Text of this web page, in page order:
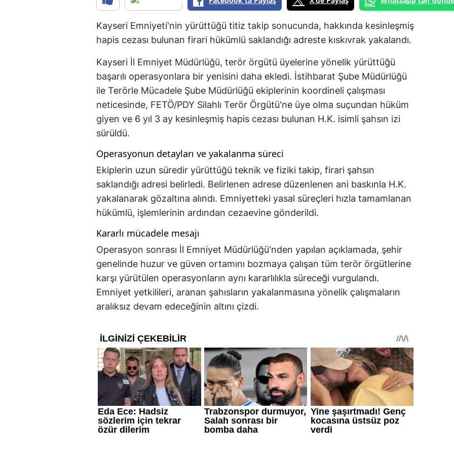
Kayseri Emniyeti'nin yürüttüğü titiz takip sonucunda, hakkında kesinleşmiş
hapis cezası bulunan firari hükümlü saklandığı adreste kıskıvrak yakalandı.
Kayseri İl Emniyet Müdürlüğü, terör örgütü üyelerine yönelik yürüttüğü
başarılı operasyonlara bir yenisini daha ekledi. İstihbarat Şube Müdürlüğü
ile Terörle Mücadele Şube Müdürlüğü ekiplerinin koordineli çalışması
neticesinde, FETÖ/PDY Silahlı Terör Örgütü'ne üye olma suçundan hüküm
giyen ve 6 yıl 3 ay kesinleşmiş hapis cezası bulunan H.K. isimli şahsın izi
sürüldü.
Operasyonun detayları ve yakalanma süreci
Ekiplerin uzun süredir yürüttüğü teknik ve fiziki takip, firari şahsın
saklandığı adresi belirledi. Belirlenen adrese düzenlenen ani baskınla H.K.
yakalanarak gözaltına alındı. Emniyetteki yasal süreçleri hızla tamamlanan
hükümlü, işlemlerinin ardından cezaevine gönderildi.
Kararlı mücadele mesajı
Operasyon sonrası İl Emniyet Müdürlüğü'nden yapılan açıklamada, şehir
genelinde huzur ve güven ortamını bozmaya çalışan tüm terör örgütlerine
karşı yürütülen operasyonların aynı kararlılıkla süreceği vurgulandı.
Emniyet yetkilileri, aranan şahısların yakalanmasına yönelik çalışmaların
aralıksız devam edeceğinin altını çizdi.